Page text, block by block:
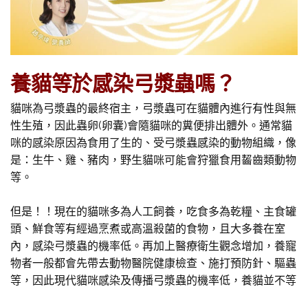
養貓等於感染弓漿蟲嗎？
貓咪為弓漿蟲的最終宿主，弓漿蟲可在貓體內進行有性與無
性生殖，因此蟲卵(卵囊)會隨貓咪的糞便排出體外。通常貓
咪的感染原因為食用了生的、受弓漿蟲感染的動物組織，像
是：生牛、雞、豬肉，野生貓咪可能會狩獵食用齧齒類動物
等。
但是！！現在的貓咪多為人工飼養，吃食多為乾糧、主食罐
頭、鮮食等有經過烹煮或高溫殺菌的食物，且大多養在室
內，感染弓漿蟲的機率低。再加上醫療衛生觀念增加，養寵
物者一般都會先帶去動物醫院健康檢查、施打預防針、驅蟲
等，因此現代貓咪感染及傳播弓漿蟲的機率低，養貓並不等